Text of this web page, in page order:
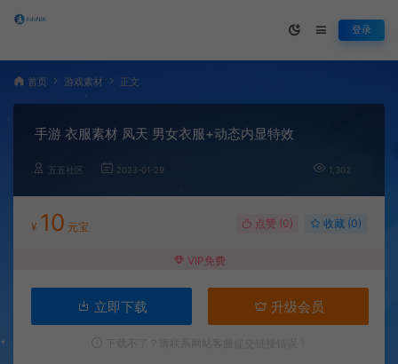
登录
首页 游戏素材 正文
手游 衣服素材 凤天 男女衣服+动态内显特效
五五社区 2023-01-29 1,302
¥ 10 元宝 点赞 (0) 收藏 (0)
VIP免费
立即下载 升级会员